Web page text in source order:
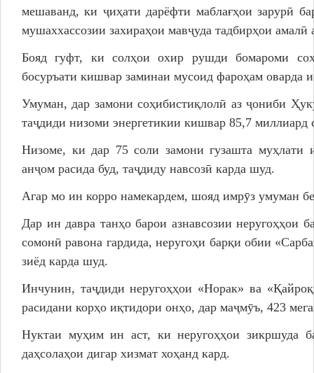
мешаванд, ки ҷиҳати дарёфти маблағҳои зарурӣ
мушаххассозии захираҳои мавҷуда тадбирҳои амалӣ
Бояд гуфт, ки солҳои охир рушди бомароми
босуръати кишвар заминаи мусоид фароҳам оварда
Умуман, дар замони соҳибистиқлолӣ аз ҷониби
таҷдиди низоми энергетикии кишвар 85,7 миллиард
Низоме, ки дар 75 соли замони гузашта муҳлати
анҷом расида буд, таҷдиду навсозӣ карда шуд.
Агар мо ин корро намекардем, шояд имрӯз умуман
Дар ин давра танҳо барои азнавсозии неругоҳҳои
сомонӣ равона гардида, неругоҳи барқи обии
зиёд карда шуд.
Инчунин, таҷдиди неругоҳҳои «Норак» ва
расидани корҳо иқтидори онҳо, дар маҷмӯъ, 423
Нуктаи муҳим ин аст, ки неругоҳҳои зикршуда
даҳсолаҳои дигар хизмат хоҳанд кард.